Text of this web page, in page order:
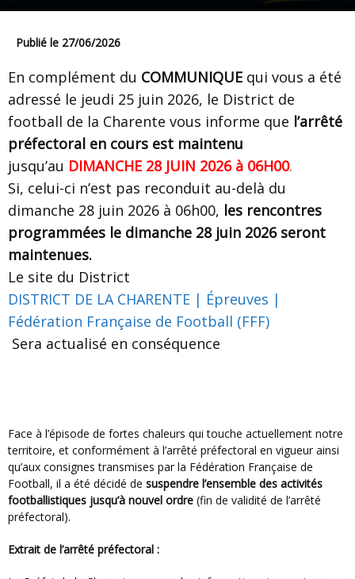
Publié le 27/06/2026
En complément du COMMUNIQUE qui vous a été
adressé le jeudi 25 juin 2026, le District de
football de la Charente vous informe que l’arrêté
préfectoral en cours est maintenu
jusqu’au DIMANCHE 28 JUIN 2026 à 06H00.
Si, celui-ci n’est pas reconduit au-delà du
dimanche 28 juin 2026 à 06h00, les rencontres
programmées le dimanche 28 juin 2026 seront
maintenues.
Le site du District
DISTRICT DE LA CHARENTE | Épreuves |
Fédération Française de Football (FFF)
Sera actualisé en conséquence
Face à l’épisode de fortes chaleurs qui touche actuellement notre
territoire, et conformément à l’arrêté préfectoral en vigueur ainsi
qu’aux consignes transmises par la Fédération Française de
Football, il a été décidé de suspendre l’ensemble des activités
footballistiques jusqu’à nouvel ordre (fin de validité de l’arrêté
préfectoral).
Extrait de l’arrêté préfectoral :